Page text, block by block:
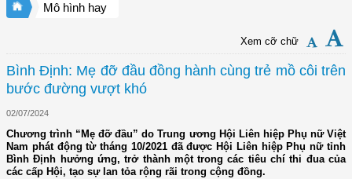
Mô hình hay
Xem cỡ chữ
Bình Định: Mẹ đỡ đầu đồng hành cùng trẻ mồ côi trên
bước đường vượt khó
02/07/2024
Chương trình “Mẹ đỡ đầu” do Trung ương Hội Liên hiệp Phụ nữ Việt
Nam phát động từ tháng 10/2021 đã được Hội Liên hiệp Phụ nữ tỉnh
Bình Định hưởng ứng, trở thành một trong các tiêu chí thi đua của
các cấp Hội, tạo sự lan tỏa rộng rãi trong cộng đồng.